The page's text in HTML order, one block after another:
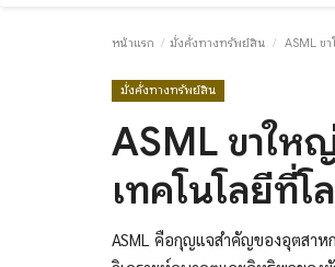
หน้าแรก มั่งคั่งทางทรัพย์สิน ASML ข
มั่งคั่งทางทรัพย์สิน
ASML ขาให
เทคโนโลยีที่
ASML คือกุญแจสำคัญของอุตสาห